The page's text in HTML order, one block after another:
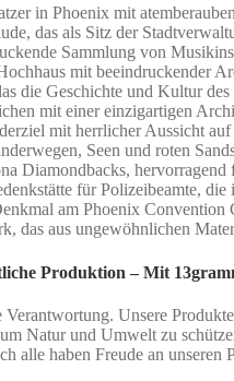
in Phoenix mit
das als Sitz der
Sammlung von
mit beeindruckender
die Geschichte und Kultur des
mit einer einzigartigen
mit herrlicher Aussicht
Seen und roten
Diamondbacks, hervorragend
für Polizeibeamte, die
am Phoenix Convention
das aus ungewöhnlichen
Produktion – Mit
Unsere
Natur und Umwelt zu
alle haben Freude an unseren